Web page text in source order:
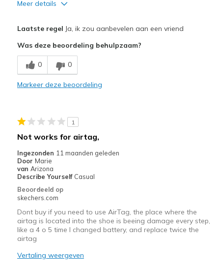
Meer details
Breathe Well
Comfortable
Beste toepassingen
Width
Sizing
Feels true to size
View On Shoes
Laatste regel Ja, ik zou aanbevelen aan een vriend
Was deze beoordeling behulpzaam?
0 0
Markeer deze beoordeling
1
Not works for airtag,
Ingezonden 11 maanden geleden
Door Marie
van Arizona
Describe Yourself Casual
Beoordeeld op
skechers.com
Dont buy if you need to use AirTag, the place where the
airtag is located into the shoe is beeing damage every step,
like a 4 o 5 time I changed battery, and replace twice the
airtag
Vertaling weergeven